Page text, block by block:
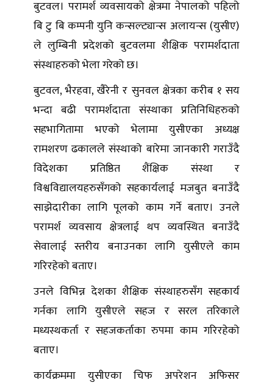
बुटवल। परामर्श व्यवसायको क्षेत्रमा नेपालको पहिलो
बि टु बि कम्पनी युनि कन्सल्ट्यान्स अलायन्स (युसीए)
ले लुम्बिनी प्रदेशको बुटवलमा शैक्षिक परामर्शदाता
संस्थाहरुको भेला गरेको छ।
बुटवल, भैरहवा, खैरेनी र सुनवल क्षेत्रका करीब १ सय
भन्दा बढी परामर्शदाता संस्थाका प्रतिनिधिहरुको
सहभागितामा भएको भेलामा युसीएका अध्यक्ष
रामशरण ढकालले संस्थाको बारेमा जानकारी गराउँदै
विदेशका प्रतिष्ठित शैंक्षिक संस्था र
विश्वविद्यालयहरुसँगको सहकार्यलाई मजबुत बनाउँदै
साझेदारीका लागि पूलको काम गर्ने बताए। उनले
परामर्श व्यवसाय क्षेत्रलाई थप व्यवस्थित बनाउँदै
सेवालाई स्तरीय बनाउनका लागि युसीएले काम
गरिरहेको बताए।
उनले विभिन्न देशका शैक्षिक संस्थाहरुसँग सहकार्य
गर्नका लागि युसीएले सहज र सरल तरिकाले
मध्यस्थकर्ता र सहजकर्ताका रुपमा काम गरिरहेको
बताए।
कार्यक्रममा युसीएका चिफ अपरेशन अफिसर